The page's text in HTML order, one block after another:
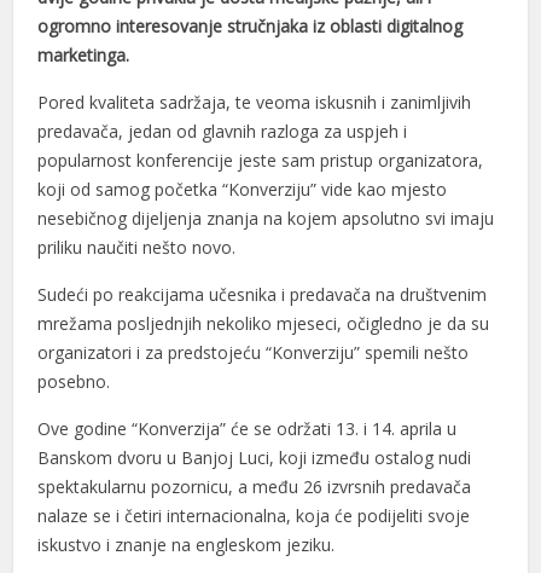
ogromno interesovanje stručnjaka iz oblasti digitalnog
marketinga.
Pored kvaliteta sadržaja, te veoma iskusnih i zanimljivih
predavača, jedan od glavnih razloga za uspjeh i
popularnost konferencije jeste sam pristup organizatora,
koji od samog početka “Konverziju” vide kao mjesto
nesebičnog dijeljenja znanja na kojem apsolutno svi imaju
priliku naučiti nešto novo.
Sudeći po reakcijama učesnika i predavača na društvenim
mrežama posljednjih nekoliko mjeseci, očigledno je da su
organizatori i za predstojeću “Konverziju” spemili nešto
posebno.
Ove godine “Konverzija” će se održati 13. i 14. aprila u
Banskom dvoru u Banjoj Luci, koji između ostalog nudi
spektakularnu pozornicu, a među 26 izvrsnih predavača
nalaze se i četiri internacionalna, koja će podijeliti svoje
iskustvo i znanje na engleskom jeziku.